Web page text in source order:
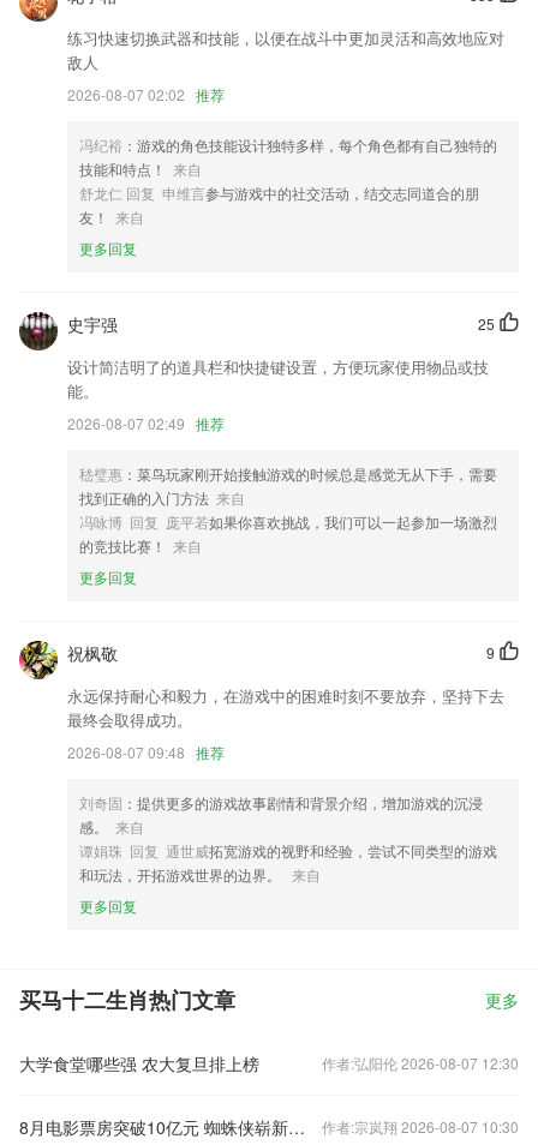
通过信息技术与会员服务深度融合，将传统线下的孤立会员服务有机联系
优化部分布局展示效果；
文字打散：输入一句话然后打散它，一个字一个字排，哎，就是玩儿。
以上就是爱游戏·全站的介绍，如果您喜欢这款软件，您可以到应用商店
进行打分评论，说出您的使用经历，以帮助我们更好的对产品进行优化修
以上就是买马十二生肖的介绍，如果您喜欢这款软件，您可以到应用商店
进行打分评论，说出您的使用经历，以帮助我们更好的对产品进行优化修
练习快速切换武器和技能，以便在战斗中更加灵活和高效地应对
敌人
2026-08-07 02:02 推荐
冯纪裕 ：游戏的角色技能设计独特多样，每个角色都有自己独特的
技能和特点！
来自
舒龙仁 回复 申维言参与游戏中的社交活动，结交志同道合的朋
友！
来自
更多回复
25
史宇强
设计简洁明了的道具栏和快捷键设置，方便玩家使用物品或技
能。
2026-08-07 02:49 推荐
嵇璧惠 ：菜鸟玩家刚开始接触游戏的时候总是感觉无从下手，需要
找到正确的入门方法 来自
冯咏博 回复 庞平若如果你喜欢挑战，我们可以一起参加一场激烈
的竞技比赛！
来自
更多回复
9
祝枫敬
永远保持耐心和毅力，在游戏中的困难时刻不要放弃，坚持下去
最终会取得成功。
2026-08-07 09:48 推荐
刘奇固 ：提供更多的游戏故事剧情和背景介绍，增加游戏的沉浸
感。
来自
谭娟珠 回复 通世威拓宽游戏的视野和经验，尝试不同类型的游戏
和玩法，开拓游戏世界的边界。
来自
更多回复
买马十二生肖热门文章 更多
大学食堂哪些强 农大复旦排上榜 作者:弘阳伦 2026-08-07 12:30
8月电影票房突破10亿元 蜘蛛侠崭新之日领跑 作者:宗岚翔 2026-08-07 10:30